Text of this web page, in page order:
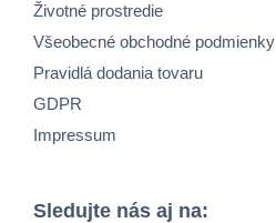
Životné prostredie
Všeobecné obchodné podmienky
Pravidlá dodania tovaru
GDPR
Impressum
Sledujte nás aj na: